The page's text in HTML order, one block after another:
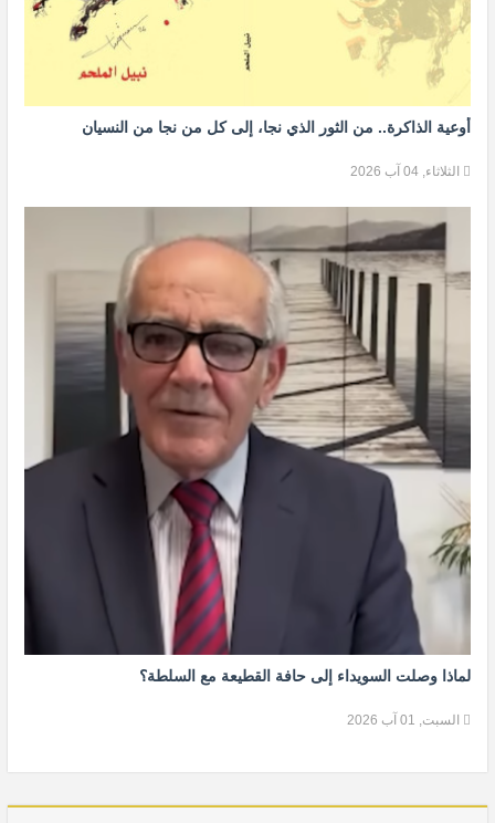
أوعية الذاكرة.. من الثور الذي نجا، إلى كل من نجا من النسيان
الثلاثاء, 04 آب 2026
لماذا وصلت السويداء إلى حافة القطيعة مع السلطة؟
السبت, 01 آب 2026